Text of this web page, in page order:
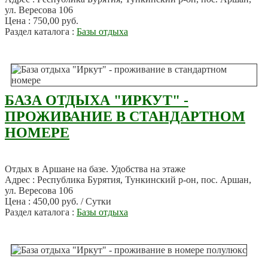
ул. Вересова 106
Цена : 750,00 руб.
Раздел каталога : Базы отдыха
БАЗА ОТДЫХА "ИРКУТ" -
ПРОЖИВАНИЕ В СТАНДАРТНОМ
НОМЕРЕ
Отдых в Аршане на базе. Удобства на этаже
Адрес : Республика Бурятия, Тункинский р-он, пос. Аршан,
ул. Вересова 106
Цена : 450,00 руб. / Сутки
Раздел каталога : Базы отдыха